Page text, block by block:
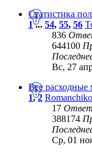
Статистика
1... 54, 55, 56
836
644100
Вс, 27
Все расходные
1,2
17
388174
Ср, 01